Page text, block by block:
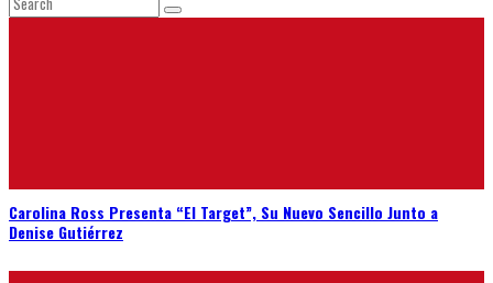
Carolina Ross Presenta “El Target”, Su Nuevo Sencillo Junto a
Denise Gutiérrez